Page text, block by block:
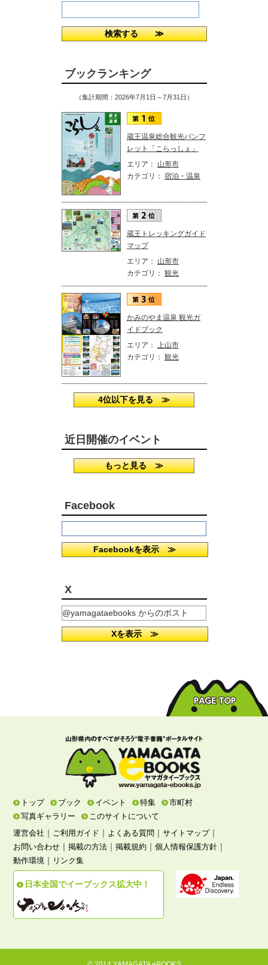
ブックランキング
（集計期間：2026年7月1日～7月31日）
蔵王温泉総合観光パンフ
レット「こらっしぇ」
エリア： 山形市
カテゴリ： 宿泊・温泉
蔵王トレッキングガイド
マップ
エリア： 山形市
カテゴリ： 観光
かみのやま温泉 観光ガ
イドブック
エリア： 上山市
カテゴリ： 観光
4位以下を見る ≫
近日開催のイベント
もっと見る ≫
Facebook
Facebookを表示 ≫
X
@yamagataebooks からのポスト
Xを表示 ≫
トップ ブック イベント 特集
市町村
写真ギャラリー
このサイトについて
運営会社 ｜ ご利用ガイド ｜ よくある質問 ｜サイトマップ｜
お問い合わせ ｜掲載の方法 ｜掲載規約 ｜個人情報保護方針 ｜
動作環境 ｜ リンク集
日本全国でイーブックス拡大中！